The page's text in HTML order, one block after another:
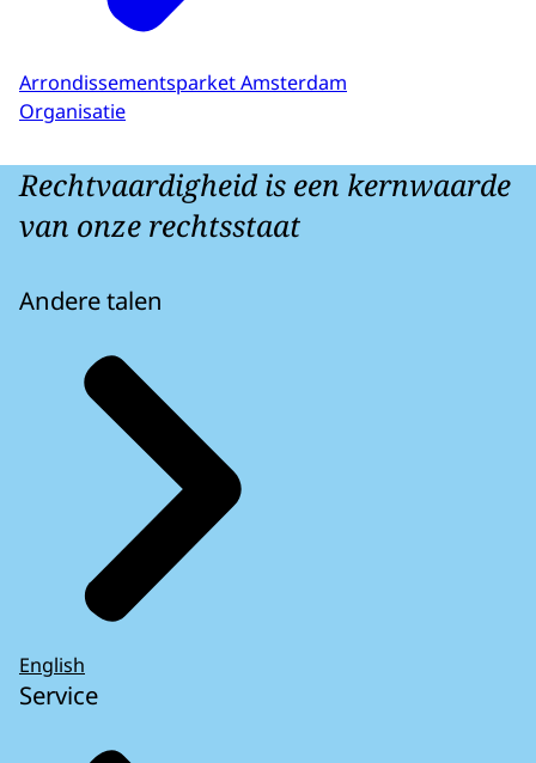
Arrondissementsparket Amsterdam
Organisatie
Rechtvaardigheid is een kernwaarde
van onze rechtsstaat
Andere talen
English
Service